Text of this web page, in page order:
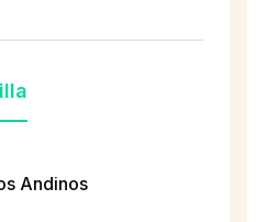
Andinos